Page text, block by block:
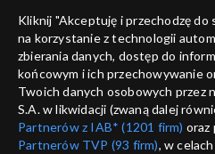
Kocham Kino
21.10.2012
Kliknij "Akceptuję i przechodzę do
na korzystanie z technologii
zbierania danych, dostęp do
końcowym i ich przechowywanie
Twoich danych osobowych przez
S.A. w likwidacji (zwaną dalej
Partnerów z IAB* (1201 firm) oraz
Partnerów TVP (93 firm), w